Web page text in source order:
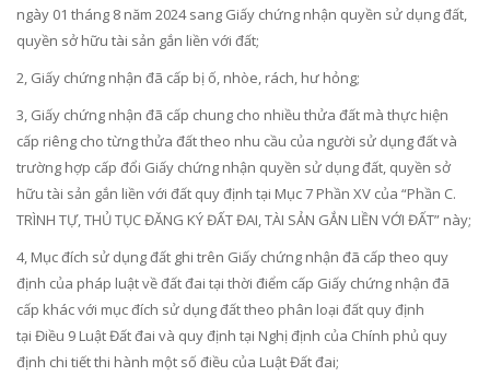
ngày 01 tháng 8 năm 2024 sang Giấy chứng nhận quyền sử dụng đất,
quyền sở hữu tài sản gắn liền với đất;
2, Giấy chứng nhận đã cấp bị ố, nhòe, rách, hư hỏng;
3, Giấy chứng nhận đã cấp chung cho nhiều thửa đất mà thực hiện
cấp riêng cho từng thửa đất theo nhu cầu của người sử dụng đất và
trường hợp cấp đổi Giấy chứng nhận quyền sử dụng đất, quyền sở
hữu tài sản gắn liền với đất quy định tại Mục 7 Phần XV của “Phần C.
TRÌNH TỰ, THỦ TỤC ĐĂNG KÝ ĐẤT ĐAI, TÀI SẢN GẮN LIỀN VỚI ĐẤT” này;
4, Mục đích sử dụng đất ghi trên Giấy chứng nhận đã cấp theo quy
định của pháp luật về đất đai tại thời điểm cấp Giấy chứng nhận đã
cấp khác với mục đích sử dụng đất theo phân loại đất quy định
tại Điều 9 Luật Đất đai và quy định tại Nghị định của Chính phủ quy
định chi tiết thi hành một số điều của Luật Đất đai;